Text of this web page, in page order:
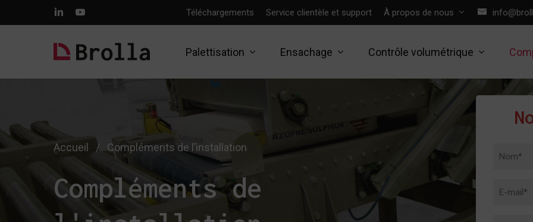
linkedinyoutube Téléchargements Service clientèle et support À propos de nous
Palettisation Ensachage Contrôle volumétrique
Accueil / Compléments de l’installation
Compléments de
Nom
E-